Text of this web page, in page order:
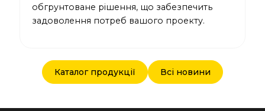
обгрунтоване рішення, що забезпечить
задоволення потреб вашого проекту.
Каталог продукції Всі новини